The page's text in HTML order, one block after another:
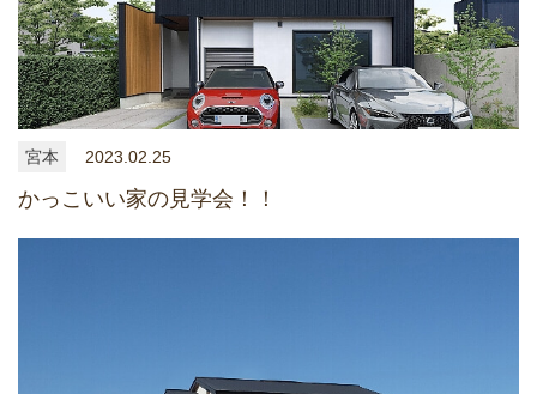
宮本 2023.02.25
かっこいい家の見学会！！